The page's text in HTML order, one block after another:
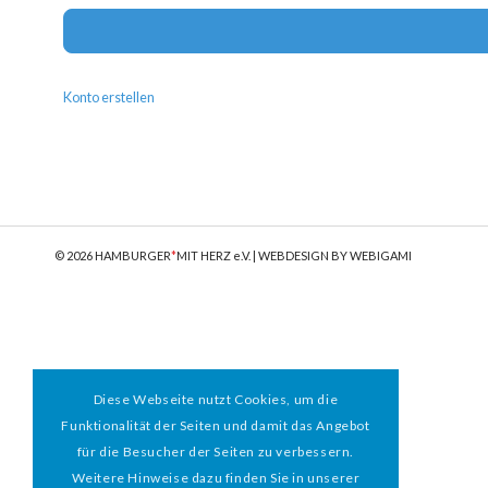
Konto erstellen
© 2026 HAMBURGER*MIT HERZ e.V. | WEBDESIGN BY WEBIGAMI
Diese Webseite nutzt Cookies, um die
Funktionalität der Seiten und damit das Angebot
für die Besucher der Seiten zu verbessern.
Weitere Hinweise dazu finden Sie in unserer